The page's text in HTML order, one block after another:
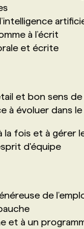
à l’écrit
et écrite
et bon sens de
à évoluer dans
fois et à gérer
d'équipe
de
à un